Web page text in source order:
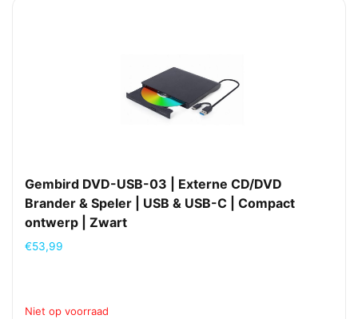
Gembird DVD-USB-03 | Externe CD/DVD
Brander & Speler | USB & USB-C | Compact
ontwerp | Zwart
€53,99
Niet op voorraad